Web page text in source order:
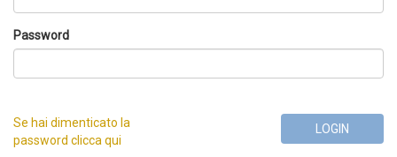
Password
Se hai dimenticato la
password clicca qui
LOGIN